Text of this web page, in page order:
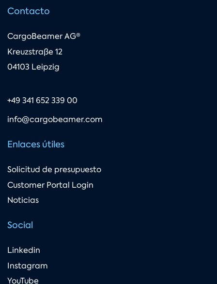
Contacto
CargoBeamer AG®
Kreuzstraße 12
04103 Leipzig
+49 341 652 339 00
info@cargobeamer.com
Enlaces útiles
Solicitud de presupuesto
Customer Portal Login
Noticias
Social
Linkedin
Instagram
YouTube